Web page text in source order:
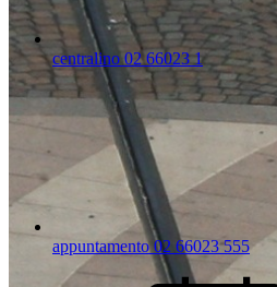
centralino 02 66023 1
appuntamento 02 66023 555